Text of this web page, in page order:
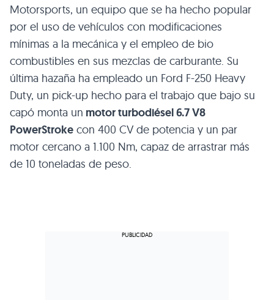
Motorsports, un equipo que se ha hecho popular
por el uso de vehículos con modificaciones
mínimas a la mecánica y el empleo de bio
combustibles en sus mezclas de carburante. Su
última hazaña ha empleado un Ford F-250 Heavy
Duty, un pick-up hecho para el trabajo que bajo su
capó monta un motor turbodiésel 6.7V8
PowerStroke con 400 CV de potencia y un par
motor cercano a 1.100 Nm, capaz de arrastrar más
de 10 toneladas de peso.